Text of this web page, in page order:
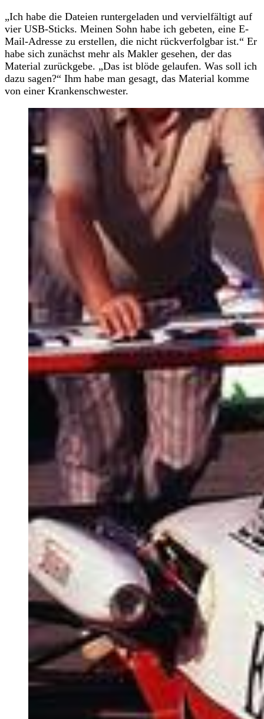
„Ich habe die Dateien runtergeladen und vervielfältigt auf
vier USB-Sticks. Meinen Sohn habe ich gebeten, eine E-
Mail-Adresse zu erstellen, die nicht rückverfolgbar ist.“ Er
habe sich zunächst mehr als Makler gesehen, der das
Material zurückgebe. „Das ist blöde gelaufen. Was soll ich
dazu sagen?“ Ihm habe man gesagt, das Material komme
von einer Krankenschwester.